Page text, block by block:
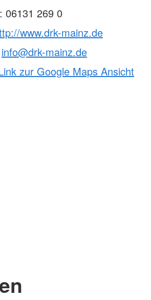
06131 269 0
www.drk-mainz.de
info@drk-mainz.de
zur Google Maps Ansicht